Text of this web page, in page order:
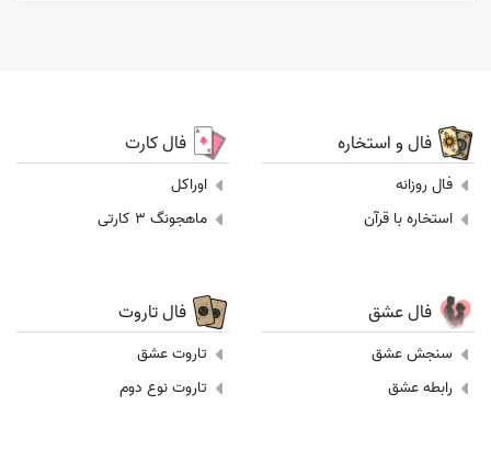
فال و استخاره
فال روزانه
استخاره با قرآن
فال کارت
اوراکل
ماهجونگ 3 کارتی
فال عشق
سنجش عشق
رابطه عشق
فال تاروت
تاروت عشق
تاروت نوع دوم